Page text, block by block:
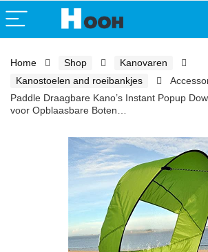
Home Shop
Kanovaren
Kanostoelen and roeibankjes
Paddle Draagbare Kano’s Instant Popup
voor Opblaasbare Boten…